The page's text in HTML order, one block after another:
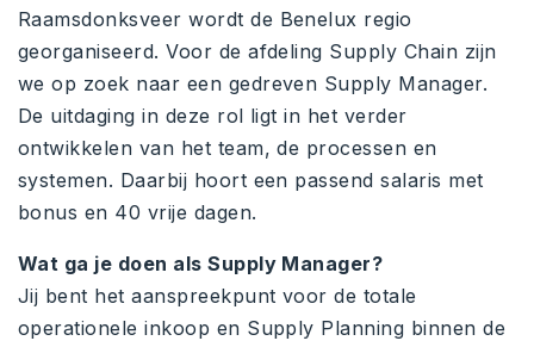
Raamsdonksveer wordt de Benelux regio
georganiseerd. Voor de afdeling Supply Chain zijn
we op zoek naar een gedreven Supply Manager.
De uitdaging in deze rol ligt in het verder
ontwikkelen van het team, de processen en
systemen. Daarbij hoort een passend salaris met
bonus en 40 vrije dagen.
Wat ga je doen als Supply Manager?
Jij bent het aanspreekpunt voor de totale
operationele inkoop en Supply Planning binnen de